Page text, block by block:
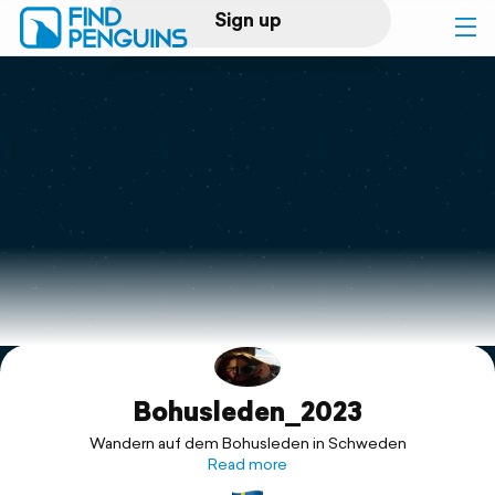
Sign up
Log in
Print a book
Flyover video
Explore
SupportBohusleden_2023
Wandern auf dem Bohusleden in Schweden
Read more